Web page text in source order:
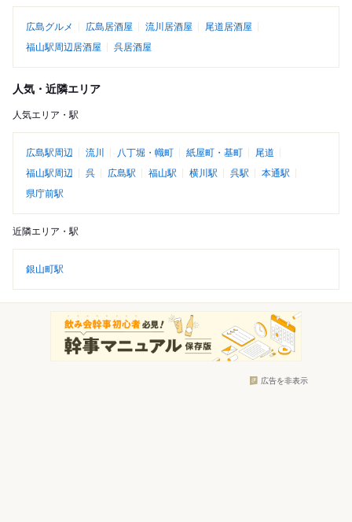
広島グルメ 広島居酒屋 流川居酒屋
尾道居酒屋
福山駅周辺居酒屋
呉居酒屋
人気・近隣エリア
人気エリア・駅
広島駅周辺 流川 八丁堀・幟町 紙屋町・基町
尾道
福山駅周辺
呉 広島駅 福山駅 横川駅 呉駅
本通駅
県庁前駅
近隣エリア・駅
銀山町駅
広告を非表示